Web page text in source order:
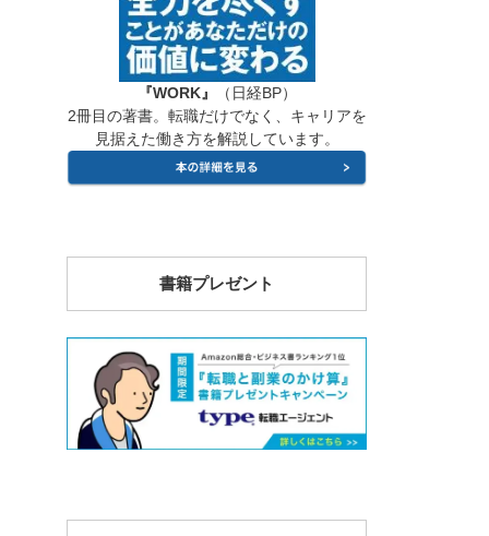
『WORK』
（日経BP）
2冊目の著書。転職だけでなく、キャリアを
見据えた働き方を解説しています。
書籍プレゼント